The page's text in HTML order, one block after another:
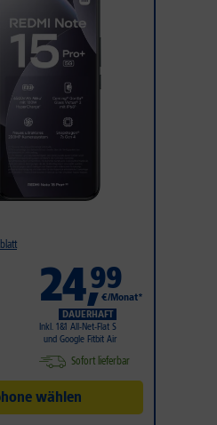
24,99
€/Monat*
DAUERHAFT
Inkl. 1&1 All-Net-Flat S
und Google Fitbit Air
Sofort lieferbar
wählen